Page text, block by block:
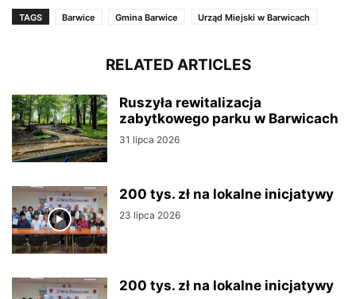
TAGS Barwice Gmina Barwice Urząd Miejski w Barwicach
RELATED ARTICLES
Ruszyła rewitalizacja
zabytkowego parku w Barwicach
31 lipca 2026
200 tys. zł na lokalne inicjatywy
23 lipca 2026
200 tys. zł na lokalne inicjatywy